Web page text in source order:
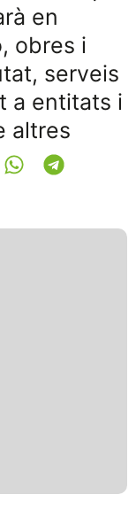
en
obres i
serveis
a entitats i
altres